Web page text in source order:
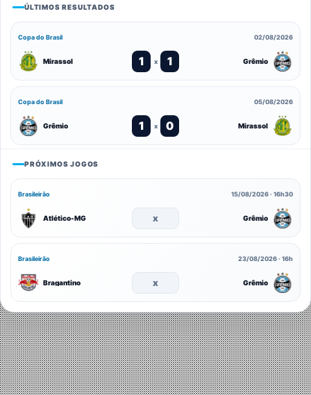
ÚLTIMOS RESULTADOS
Copa do Brasil 02/08/2026
Mirassol 1 x 1 Grêmio
Copa do Brasil 05/08/2026
Grêmio 1 x 0 Mirassol
PRÓXIMOS JOGOS
Brasileirão 15/08/2026 · 16h30
Atlético-MG x Grêmio
Brasileirão 23/08/2026 · 16h
Bragantino x Grêmio